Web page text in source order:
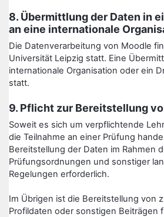
8. Übermittlung der Daten in
an eine internationale
Die Datenverarbeitung von Moodle
Universität Leipzig statt. Eine
internationale Organisation oder ein
statt.
9. Pflicht zur Bereitstellung
Soweit es sich um verpflichtende
die Teilnahme an einer Prüfung
Bereitstellung der Daten im Rahmen
Prüfungsordnungen und sonstiger
Regelungen erforderlich.
Im Übrigen ist die Bereitstellung von
Profildaten oder sonstigen Beiträgen